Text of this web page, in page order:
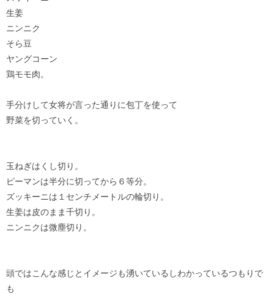
生姜
ニンニク
そら豆
ヤングコーン
鶏モモ肉。
手分けして女将が言った通りに包丁を使って
野菜を切っていく。
玉ねぎはくし切り。
ピーマンは半分に切ってから６等分。
ズッキーニは１センチメートルの輪切り。
生姜は皮のまま千切り。
ニンニクは微塵切り。
頭ではこんな感じとイメージも湧いているしわかっているつもりで
も